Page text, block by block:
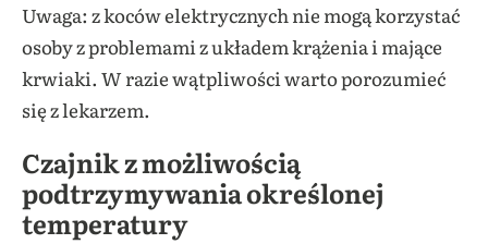
Uwaga: z koców elektrycznych nie mogą korzystać
osoby z problemami z układem krążenia i mające
krwiaki. W razie wątpliwości warto porozumieć
się z lekarzem.
Czajnik z możliwością
podtrzymywania określonej
temperatury